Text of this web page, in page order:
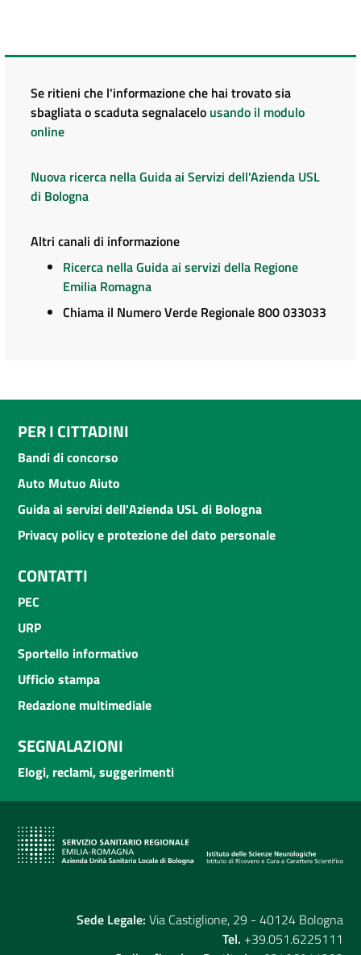
Se ritieni che l'informazione che hai trovato sia
sbagliata o scaduta segnalacelo usando il modulo
online
Nuova ricerca nella Guida ai Servizi dell'Azienda USL
di Bologna
Altri canali di informazione
Ricerca nella Guida ai servizi della Regione
Emilia Romagna
Chiama il Numero Verde Regionale 800 033033
PER I CITTADINI
Bandi di concorso
Auto Mutuo Aiuto
Guida ai servizi dell'Azienda USL di Bologna
Privacy policy e protezione del dato personale
CONTATTI
PEC
URP
Sportello informativo
Ufficio stampa
Redazione multimediale
SEGNALAZIONI
Elogi, reclami, suggerimenti
Sede Legale: Via Castiglione, 29 - 40124 Bologna
Tel. +39.051.6225111